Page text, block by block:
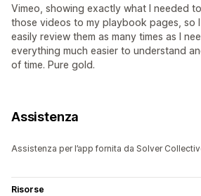
Vimeo, showing exactly what I needed
those videos to my playbook pages, so
easily review them as many times as I
everything much easier to understand
of time. Pure gold.
Assistenza
Assistenza per l’app fornita da Solver
Risorse